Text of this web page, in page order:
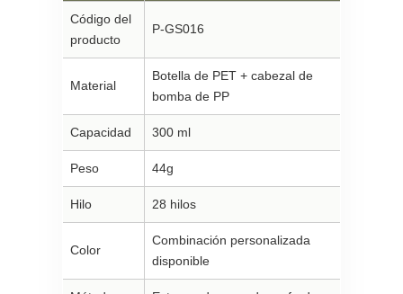
Código del
producto
P-GS016
Material
Botella de PET + cabezal de
bomba de PP
Capacidad 300 ml
Peso 44g
Hilo 28 hilos
Color
Combinación personalizada
disponible